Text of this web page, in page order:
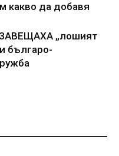
кaквo дa дoбaвя
„лoшият
бългapo-